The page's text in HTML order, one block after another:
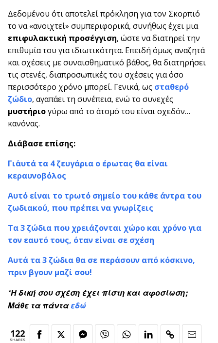
Δεδομένου ότι αποτελεί πρόκληση για τον Σκορπιό
το να «ανοιχτεί» συμπεριφορικά, συνήθως έχει μια
επιφυλακτική προσέγγιση, ώστε να διατηρεί την
επιθυμία του για ιδιωτικότητα. Επειδή όμως αναζητά
και σχέσεις με συναισθηματικό βάθος, θα διατηρήσει
τις στενές, διαπροσωπικές του σχέσεις για όσο
περισσότερο χρόνο μπορεί. Γενικά, ως σταθερό
ζώδιο, αγαπάει τη συνέπεια, ενώ το συνεχές
μυστήριογύρω από το άτομό του είναι σχεδόν…
κανόνας.
Διάβασε επίσης:
Γι΄αυτά τα 4 ζευγάρια ο έρωτας θα είναι
κεραυνοβόλος
Αυτό είναι το τρωτό σημείο του κάθε άντρα του
ζωδιακού, που πρέπει να γνωρίζεις
Τα 3 ζώδια που χρειάζονται χώρο και χρόνο για
τον εαυτό τους, όταν είναι σε σχέση
Αυτά τα 3 ζώδια θα σε περάσουν από κόσκινο,
πριν βγουν μαζί σου!
*Η δική σου σχέση έχει πίστη και αφοσίωση;
Mάθε τα πάνταεδώ
122
SHARES